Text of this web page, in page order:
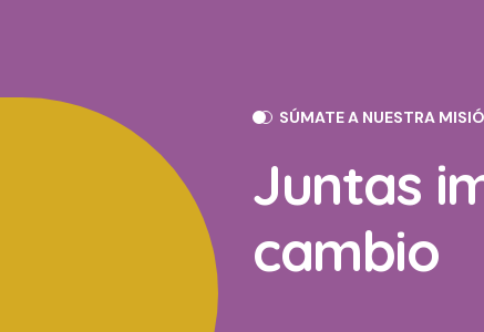
SÚMATE A NUESTRA
Juntas
cambio